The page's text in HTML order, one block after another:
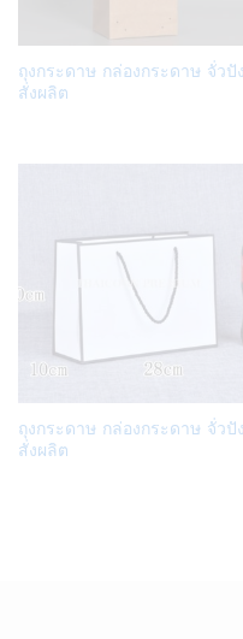
Add
ถุงกระดาษ กล่องกระดาษ จั่วปัง
สั่งผลิต
Add
ถุงกระดาษ กล่องกระดาษ จั่วปัง
สั่งผลิต